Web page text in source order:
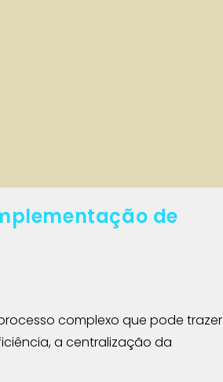
de
complexo que pode trazer
a centralização da